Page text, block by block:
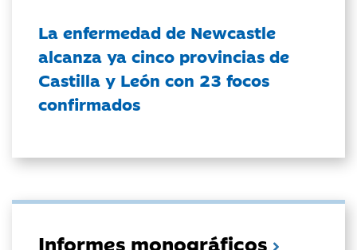
La enfermedad de Newcastle
alcanza ya cinco provincias de
Castilla y León con 23 focos
confirmados
Informes monográficos